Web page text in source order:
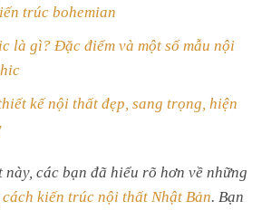
trúc bohemian
là gì? Đặc điểm và một số mẫu nội
kế nội thất đẹp, sang trọng, hiện
các bạn đã hiểu rõ hơn về những
cách kiến trúc nội thất Nhật Bản . Bạn